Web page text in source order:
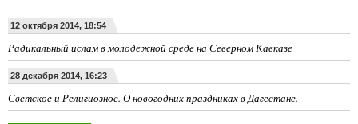
12 октября 2014, 18:54
Радикальный ислам в молодежной среде на Северном Кавказе
28 декабря 2014, 16:23
Светское и Религиозное. О новогодних праздниках в Дагестане.